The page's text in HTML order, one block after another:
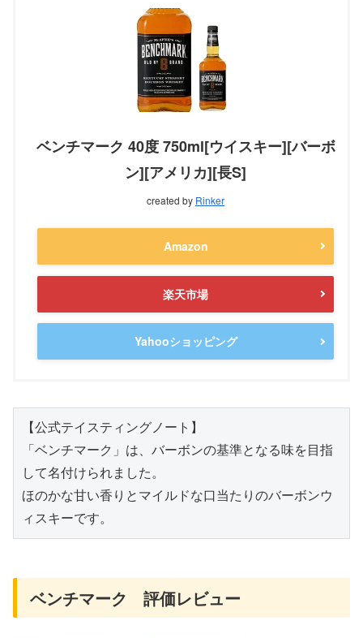
ベンチマーク 40度 750ml[ウイスキー][バーボ
ン][アメリカ][長S]
created by Rinker
Amazon
楽天市場
Yahooショッピング
【公式テイスティングノート】
「ベンチマーク」は、バーボンの基準となる味を目指
して名付けられました。
ほのかな甘い香りとマイルドな口当たりのバーボンウ
ィスキーです。
ベンチマーク 評価レビュー